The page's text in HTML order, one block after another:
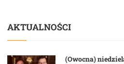
AKTUALNOŚCI
(Owocna)